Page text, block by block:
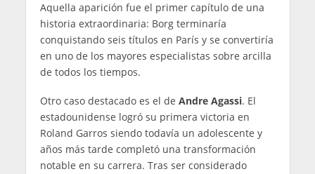
Aquella aparición fue el primer capítulo de una
historia extraordinaria: Borg terminaría
conquistando seis títulos en París y se convertiría
en uno de los mayores especialistas sobre arcilla
de todos los tiempos.
Otro caso destacado es el de Andre Agassi. El
estadounidense logró su primera victoria en
Roland Garros siendo todavía un adolescente y
años más tarde completó una transformación
notable en su carrera. Tras ser considerado